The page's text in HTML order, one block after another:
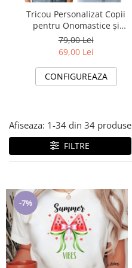
Lenjerii de pat pentru copii
Cadouri Cuplu
Pijamale de CRACIUN
Pijamale de dama
Pijamale de barbati
Halate si pijamale Family
Incaltaminte
Umbrele
Pijamale de copii
Pijamale BIG SIZE femei
Cadouri ocazii speciale
Tricouri de craciun
Tricou Personalizat Copii
pentru Onomastice și
Petreceri SImba Stich
79,00 Lei
69,00 Lei
CONFIGUREAZA
Afiseaza: 1-34 din 34 produse
FILTRE
-7%